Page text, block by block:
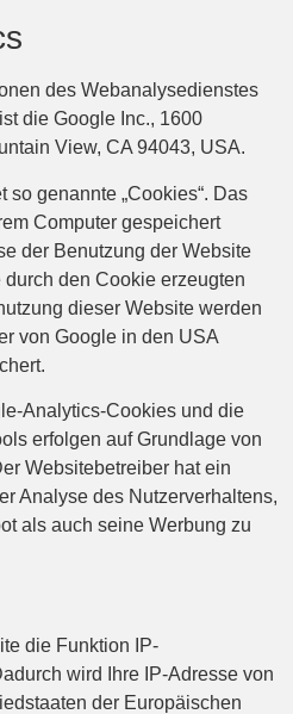
des Webanalysedienstes
die Google Inc., 1600
View, CA 94043, USA.
genannte „Cookies“. Das
Computer gespeichert
der Benutzung der Website
den Cookie erzeugten
dieser Website werden
von Google in den USA
Analytics-Cookies und die
erfolgen auf Grundlage von
Websitebetreiber hat ein
Analyse des Nutzerverhaltens,
als auch seine Werbung zu
die Funktion IP-
wird Ihre IP-Adresse von
der Europäischen